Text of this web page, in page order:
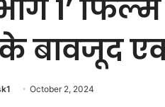
भाग 1’
के बावजूद
October 2, 2024